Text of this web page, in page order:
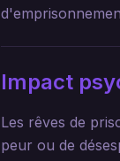
Impact
Les rêves de
peur ou de